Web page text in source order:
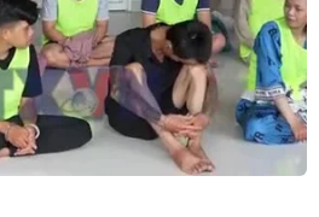
XÃ VIỆT NAM
DUẨN